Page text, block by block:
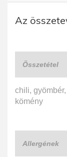
Az
Összetétel
chili,
kömény
Allergének